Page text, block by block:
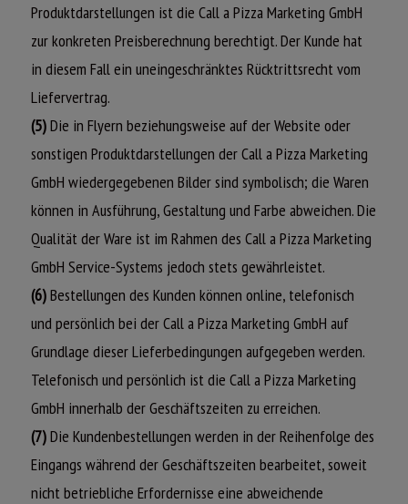
Produktdarstellungen ist die Call a Pizza Marketing GmbH
zur konkreten Preisberechnung berechtigt. Der Kunde hat
in diesem Fall ein uneingeschränktes Rücktrittsrecht vom
Liefervertrag.
(5)Die in Flyern beziehungsweise auf der Website oder
sonstigen Produktdarstellungen der Call a Pizza Marketing
GmbH wiedergegebenen Bilder sind symbolisch; die Waren
können in Ausführung, Gestaltung und Farbe abweichen. Die
Qualität der Ware ist im Rahmen des Call a Pizza Marketing
GmbH Service-Systems jedoch stets gewährleistet.
(6)Bestellungen des Kunden können online, telefonisch
und persönlich bei der Call a Pizza Marketing GmbH auf
Grundlage dieser Lieferbedingungen aufgegeben werden.
Telefonisch und persönlich ist die Call a Pizza Marketing
GmbH innerhalb der Geschäftszeiten zu erreichen.
(7)Die Kundenbestellungen werden in der Reihenfolge des
Eingangs während der Geschäftszeiten bearbeitet, soweit
nicht betriebliche Erfordernisse eine abweichende